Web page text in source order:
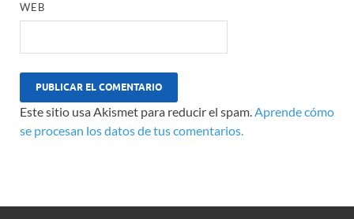
WEB
Este sitio usa Akismet para reducir el spam.Aprende cómo
se procesan los datos de tus comentarios.